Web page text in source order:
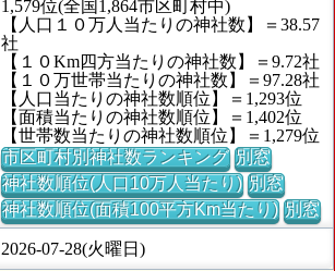
1,579位(全国1,864市区町村中)
【人口１０万人当たりの神社数】＝38.57
社
【１０Km四方当たりの神社数】＝9.72社
【１０万世帯当たりの神社数】＝97.28社
【人口当たりの神社数順位】＝1,293位
【面積当たりの神社数順位】＝1,402位
【世帯数当たりの神社数順位】＝1,279位
市区町村別神社数ランキング 別窓
神社数順位(人口10万人当たり) 別窓
神社数順位(面積100平方Km当たり) 別窓
2026-07-28(火曜日)